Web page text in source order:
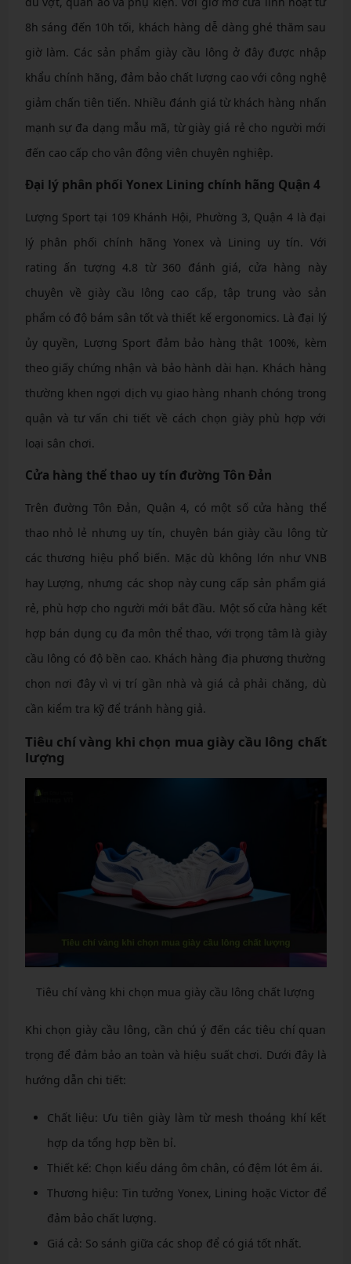
8h sáng đến 10h tối, khách hàng dễ dàng ghé thăm sau
giờ làm. Các sản phẩm giày cầu lông ở đây được nhập
khẩu chính hãng, đảm bảo chất lượng cao với công nghệ
giảm chấn tiên tiến. Nhiều đánh giá từ khách hàng nhấn
mạnh sự đa dạng mẫu mã, từ giày giá rẻ cho người mới
đến cao cấp cho vận động viên chuyên nghiệp.
Đại lý phân phối Yonex Lining chính hãng Quận 4
Lượng Sport tại 109 Khánh Hội, Phường 3, Quận 4 là đại
lý phân phối chính hãng Yonex và Lining uy tín. Với
rating ấn tượng 4.8 từ 360 đánh giá, cửa hàng này
chuyên về giày cầu lông cao cấp, tập trung vào sản
phẩm có độ bám sân tốt và thiết kế ergonomics. Là đại lý
ủy quyền, Lượng Sport đảm bảo hàng thật 100%, kèm
theo giấy chứng nhận và bảo hành dài hạn. Khách hàng
thường khen ngợi dịch vụ giao hàng nhanh chóng trong
quận và tư vấn chi tiết về cách chọn giày phù hợp với
loại sân chơi.
Cửa hàng thể thao uy tín đường Tôn Đản
Trên đường Tôn Đản, Quận 4, có một số cửa hàng thể
thao nhỏ lẻ nhưng uy tín, chuyên bán giày cầu lông từ
các thương hiệu phổ biến. Mặc dù không lớn như VNB
hay Lượng, nhưng các shop này cung cấp sản phẩm giá
rẻ, phù hợp cho người mới bắt đầu. Một số cửa hàng kết
hợp bán dụng cụ đa môn thể thao, với trọng tâm là giày
cầu lông có độ bền cao. Khách hàng địa phương thường
chọn nơi đây vì vị trí gần nhà và giá cả phải chăng, dù
cần kiểm tra kỹ để tránh hàng giả.
Tiêu chí vàng khi chọn mua giày cầu lông chất
lượng
Tiêu chí vàng khi chọn mua giày cầu lông chất lượng
Khi chọn giày cầu lông, cần chú ý đến các tiêu chí quan
trọng để đảm bảo an toàn và hiệu suất chơi. Dưới đây là
hướng dẫn chi tiết:
Chất liệu: Ưu tiên giày làm từ mesh thoáng khí kết
hợp da tổng hợp bền bỉ.
Thiết kế: Chọn kiểu dáng ôm chân, có đệm lót êm ái.
Thương hiệu: Tin tưởng Yonex, Lining hoặc Victor để
đảm bảo chất lượng.
Giá cả: So sánh giữa các shop để có giá tốt nhất.